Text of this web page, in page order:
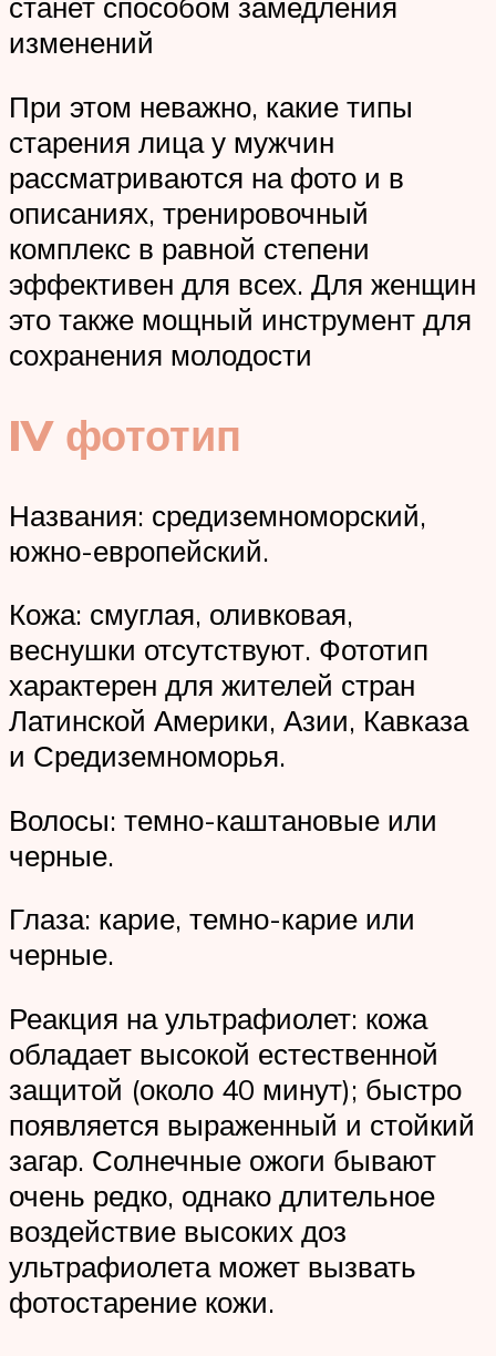
изменений
При этом неважно, какие типы
старения лица у мужчин
рассматриваются на фото и в
описаниях, тренировочный
комплекс в равной степени
эффективен для всех. Для женщин
это также мощный инструмент для
сохранения молодости
IV фототип
Названия: средиземноморский,
южно-европейский.
Кожа: смуглая, оливковая,
веснушки отсутствуют. Фототип
характерен для жителей стран
Латинской Америки, Азии, Кавказа
и Средиземноморья.
Волосы: темно-каштановые или
черные.
Глаза: карие, темно-карие или
черные.
Реакция на ультрафиолет: кожа
обладает высокой естественной
защитой (около 40 минут); быстро
появляется выраженный и стойкий
загар. Солнечные ожоги бывают
очень редко, однако длительное
воздействие высоких доз
ультрафиолета может вызвать
фотостарение кожи.